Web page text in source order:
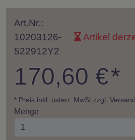
Art.Nr.:
10203126-
522912Y2
Artikel
170,60 €*
* Preis inkl. österr. MwSt zzgl. Versand
Menge